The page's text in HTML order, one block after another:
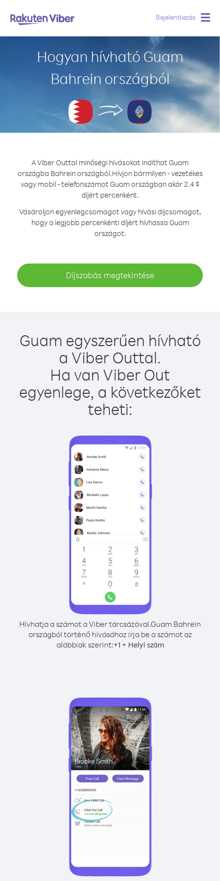
Bejelentkezés
Hogyan hívható Guam
Bahrein országból
A Viber Outtal minőségi hívásokat indíthat Guam
országba Bahrein országból.Hívjon bármilyen - vezetékes
vagy mobil - telefonszámot Guam országban akár 2.4 ¢
díjért percenként.
Vásároljon egyenlegcsomagot vagy hívási díjcsomagot,
hogy a legjobb percenkénti díjért hívhassa Guam
országot.
Díjszabás megtekintése
Guam egyszerűen hívható
a Viber Outtal.
Ha van Viber Out
egyenlege, a következőket
teheti:
Hívhatja a számot a Viber tárcsázóval.Guam Bahrein
országból történő hívásához írja be a számot az
alábbiak szerint:+1+ Helyi szám